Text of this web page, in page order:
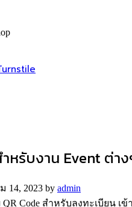
ำหรับงาน Event ต่า
14, 2023 by admin